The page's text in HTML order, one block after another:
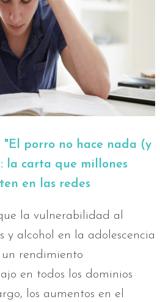
"El porro no hace nada (y
la carta que millones
en las redes
la vulnerabilidad al
y alcohol en la adolescencia
un rendimiento
en todos los dominios
los aumentos en el